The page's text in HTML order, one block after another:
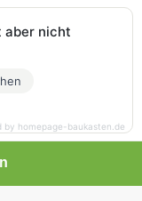
aber nicht
by homepage-baukasten.de